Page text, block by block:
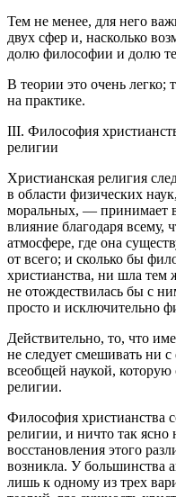
Тем не менее, для него
двух сфер и, насколько
долю философии и долю
В теории это очень легко;
на практике.
III. Философия
религии
Христианская религия
в области физических
моральных, — принимает
влияние благодаря всему,
атмосфере, где она
от всего; и сколько бы
христианства, ни шла тем
не отождествилась бы с
просто и исключительно
Действительно, то, что
не следует смешивать ни
всеобщей наукой,
религии.
Философия христианства
религии, и ничто так ясно
восстановления этого
возникла. Убольшинства
лишь к одному из трех